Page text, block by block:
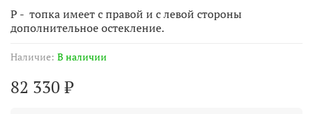
Наличие: В наличии
82 330 ₽
P - топка имеет с правой и с левой стороны
дополнительное остекление.